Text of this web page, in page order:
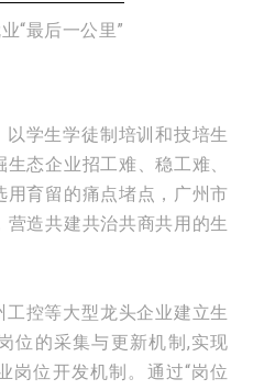
“最后一公里”
学生学徒制培训和技培生
态企业招工难、稳工难、
育留的痛点堵点，广州市
造共建共治共商共用的生
控等大型龙头企业建立生
位的采集与更新机制,实现
岗位开发机制。通过“岗位